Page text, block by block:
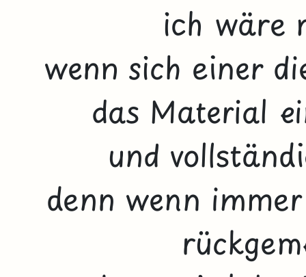
ich wäre
wenn sich einer
das Material
und
denn wenn